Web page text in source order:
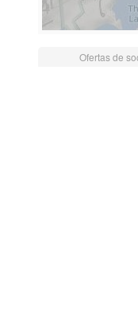
Ofertas de